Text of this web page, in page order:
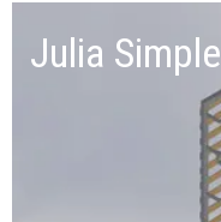
Julia Simple